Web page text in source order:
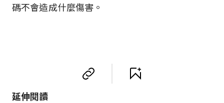
碼不會造成什麼傷害。
延伸閱讀